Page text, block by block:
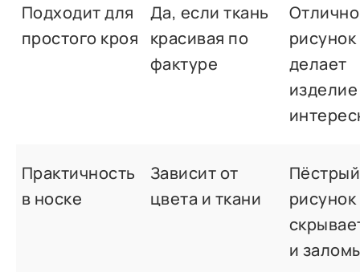
Подходит для
простого кроя
Да, если ткань
красивая по
фактуре
рисунок
делает
изделие
Практичность
в носке
Зависит от
цвета и ткани
Пёстрый
и